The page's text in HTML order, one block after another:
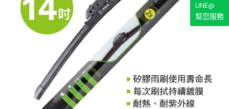
LINE@
幫您服務